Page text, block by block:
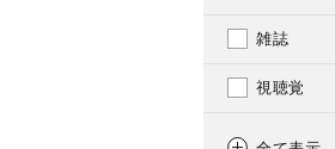
雑誌
視聴覚
雑誌巻号